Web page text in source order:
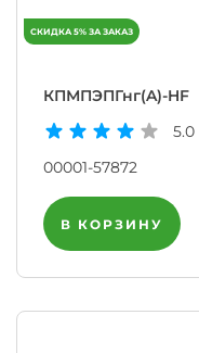
КПМПЭПГнг(A)-HF
5.0
00001-57872
В КОРЗИНУ